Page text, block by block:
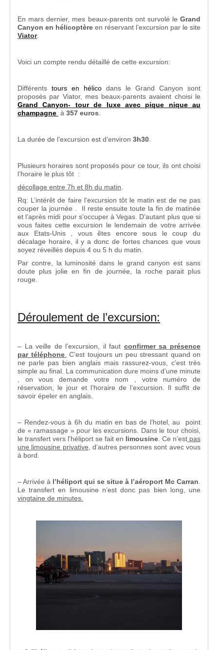
En mars dernier, mes beaux-parents ont survolé le Grand
Canyon en hélicoptère en réservant l’excursion par le site
Viator.
Voici un compte rendu détaillé de cette excursion:
Différents tours en hélico dans le Grand Canyon sont
proposés par Viator, mes beaux-parents avaient choisi le
Grand Canyon- tour de luxe avec pique nique au
champagne à 357 euros
La durée de l’excursion est d’environ 3h30
Plusieurs horaires sont proposés pour ce tour, ils ont choisi
l’horaire le plus tôt :
décollage entre 7h et 8h du matin
Rq: L’intérêt de faire l’excursion tôt le matin est de ne pas
couper la journée . Il reste ensuite toute la fin de matinée
et l’après midi pour s’occuper à Vegas. D’autant plus que si
vous faites cette excursion le lendemain de votre arrivée
aux Etats-Unis , vous êtes encore sous le coup du
décalage horaire, il y a donc de fortes chances que vous
soyez réveillés depuis 4 ou 5 h du matin.
Par contre, la luminosité dans le grand canyon est sans
doute plus jolie en fin de journée, la roche parait plus
rouge.
Déroulement de l’excursion:
– La veille de l’excursion, il faut confirmer sa présence
par téléphone. C’est toujours un peu stressant quand on
ne parle pas bien anglais mais rassurez-vous, c’est très
simple au final. La communication dure moins d’une minute
, on vous demande votre nom , votre numéro de
réservation, le jour et l’horaire de l’excursion. Il suffit de
savoir épeler en anglais.
– Rendez-vous à 6h du matin en bas de l’hotel, au point
de « ramassage » pour les excursions. Dans le tour choisi,
le transfert vers l’héliport se fait en limousine . Ce n’est pas
une limousine privative , d’autres personnes sont avec vous
à bord.
– Arrivée à l’héliport qui se situe à l’aéroport Mc Carran
Le transfert en limousine n’est donc pas bien long, une
vingtaine de minutes.